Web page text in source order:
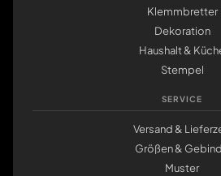
Klemmbretter
Dekoration
Haushalt &
Stempel
SERVICE
Versand &
Größen &
Muster